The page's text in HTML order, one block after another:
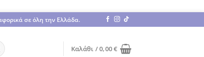
σε όλη την Ελλάδα.
Καλάθι /0,00€